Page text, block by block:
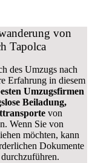
von
Tapolca
des Umzugs nach
Erfahrung in diesem
Umzugsfirmen
Beiladung,
von
Wenn Sie von
möchten, kann
Dokumente